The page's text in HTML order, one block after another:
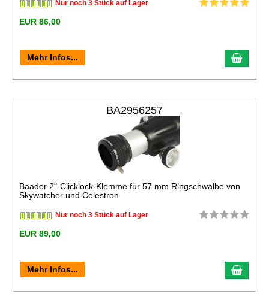
Nur noch 3 Stück auf Lager
EUR 86,00
Mehr Infos...
BA2956257
Baader 2"-Clicklock-Klemme für 57 mm Ringschwalbe von
Skywatcher und Celestron
Nur noch 3 Stück auf Lager
EUR 89,00
Mehr Infos...